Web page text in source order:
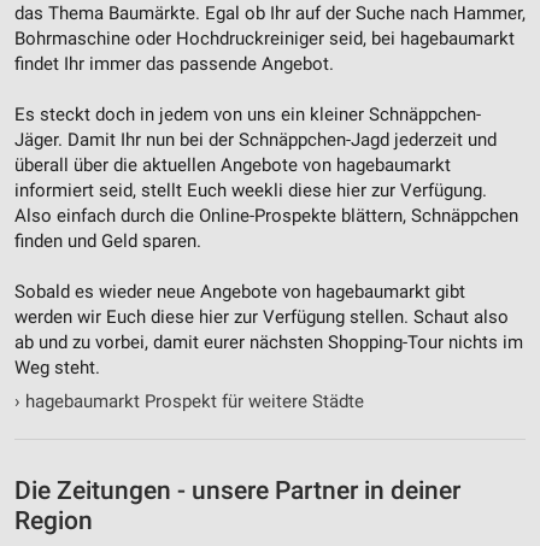
das Thema Baumärkte. Egal ob Ihr auf der Suche nach Hammer,
Bohrmaschine oder Hochdruckreiniger seid, bei hagebaumarkt
findet Ihr immer das passende Angebot.
Es steckt doch in jedem von uns ein kleiner Schnäppchen-
Jäger. Damit Ihr nun bei der Schnäppchen-Jagd jederzeit und
überall über die aktuellen Angebote von hagebaumarkt
informiert seid, stellt Euch weekli diese hier zur Verfügung.
Also einfach durch die Online-Prospekte blättern, Schnäppchen
finden und Geld sparen.
Sobald es wieder neue Angebote von hagebaumarkt gibt
werden wir Euch diese hier zur Verfügung stellen. Schaut also
ab und zu vorbei, damit eurer nächsten Shopping-Tour nichts im
Weg steht.
› hagebaumarkt Prospekt für weitere Städte
Die Zeitungen - unsere Partner in deiner
Region